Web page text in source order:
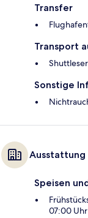
Transfer
Transport
Sonstige
Speisen
07:00